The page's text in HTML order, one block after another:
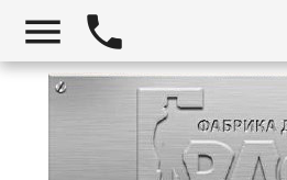
 